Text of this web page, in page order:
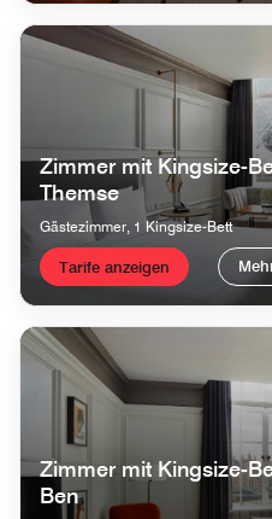
Zimmer mit Kingsize-
Themse
Gästezimmer, 1 Kingsize-Bett
Tarife anzeigen
Zimmer mit Kingsize-
Ben